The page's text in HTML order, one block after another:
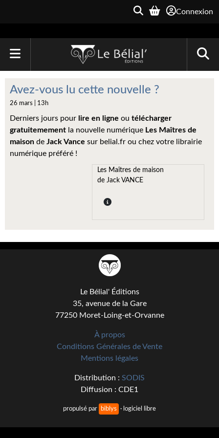
Connexion
LIVRES
Le Bélial'
Une Heure-Lumière
Romans et recueils
Avez-vous lu cette nouvelle ?
26 mars | 13h
Derniers jours pour lire en ligne ou télécharger
gratuitemement la nouvelle numérique Les Maîtres de
maison de Jack Vance sur belial.fr ou chez votre librairie
numérique préféré !
Les Maîtres de maison
de Jack VANCE
Le Bélial' Éditions
35, avenue de la Gare
77250 Moret-Loing-et-Orvanne
À propos
Conditions Générales de Vente
Mentions légales
Distribution : SODIS
Diffusion : CDE1
propulsé par biblys · logiciel libre